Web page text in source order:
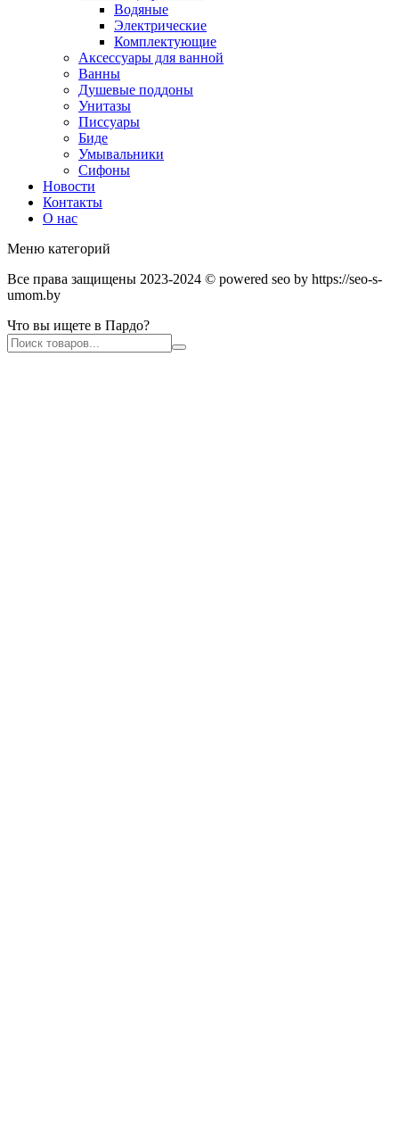
Водяные
Электрические
Комплектующие
Аксессуары для ванной
Ванны
Душевые поддоны
Унитазы
Писсуары
Биде
Умывальники
Сифоны
Новости
Контакты
О нас
Меню категорий
Все права защищены 2023-2024 © powered seo by https://seo-s-
umom.by
Что вы ищете в Пардо?